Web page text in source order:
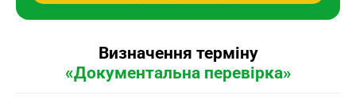
Визначення терміну
«Документальна перевірка»